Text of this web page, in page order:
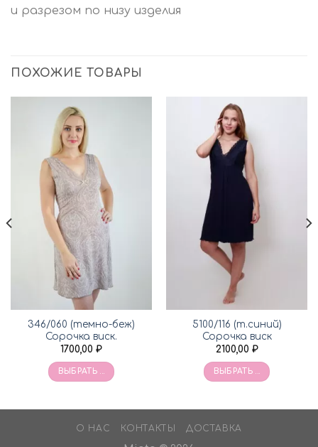
и разрезом по низу изделия
ПОХОЖИЕ ТОВАРЫ
346/060 (темно-беж)
Сорочка виск.
1700,00 ₽
ВЫБРАТЬ ...
5100/116 (т.синий)
Сорочка виск
2100,00 ₽
ВЫБРАТЬ ...
О НАС КОНТАКТЫ ДОСТАВКА